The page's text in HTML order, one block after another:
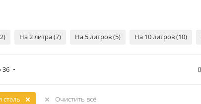
На 2 литра (7) На 5 литров (5) На 10 литров (10)
36
Очистить всё